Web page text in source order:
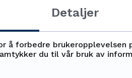
støtteordning
mot
Troms. En
er satt av til
Detaljer
å forbedre
du til vår bruk av